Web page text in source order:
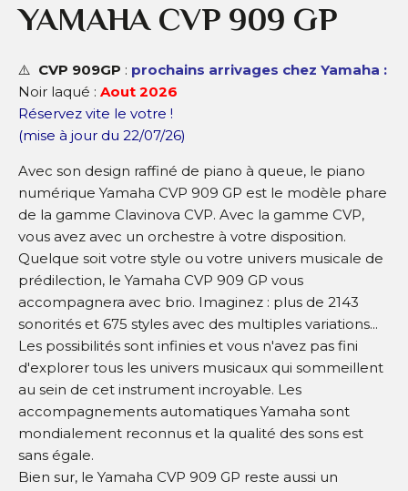
YAMAHA CVP 909 GP
⚠️ CVP 909GP : prochains arrivages chez Yamaha :
Noir laqué : Aout 2026
Réservez vite le votre !
(mise à jour du 22/07/26)
Avec son design raffiné de piano à queue, le piano
numérique Yamaha CVP 909 GP est le modèle phare
de la gamme Clavinova CVP. Avec la gamme CVP,
vous avez avec un orchestre à votre disposition.
Quelque soit votre style ou votre univers musicale de
prédilection, le Yamaha CVP 909 GP vous
accompagnera avec brio. Imaginez : plus de 2143
sonorités et 675 styles avec des multiples variations...
Les possibilités sont infinies et vous n'avez pas fini
d'explorer tous les univers musicaux qui sommeillent
au sein de cet instrument incroyable. Les
accompagnements automatiques Yamaha sont
mondialement reconnus et la qualité des sons est
sans égale.
Bien sur, le Yamaha CVP 909 GP reste aussi un